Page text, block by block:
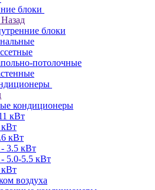
блоки
Назад
блоки
потолочные
кондиционеры
кВт
кВт
кВт
3.5 кВт
- 5.0-5.5 кВт
кВт
воздуха